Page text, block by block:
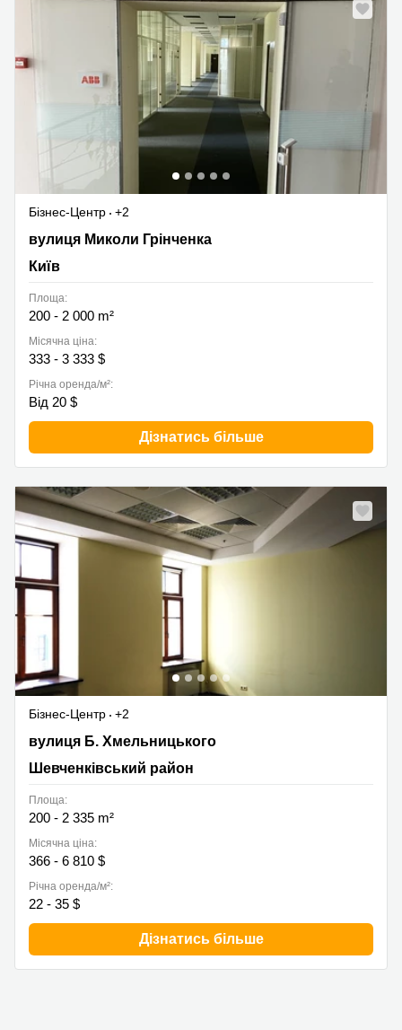
Бізнес-Центр
+2
вулиця Миколи Грінченка 2/1, Київ
вулиця Миколи Грінченка
Київ
Площа:
200 - 2 000 m²
Місячна ціна:
333 - 3 333 $
Річна оренда/м²:
Від 20 $
Дізнатись більше
Бізнес-Центр
+2
вулиця Б. Хмельницького, Шевченківський район
вулиця Б. Хмельницького
Шевченківський район
Площа:
200 - 2 335 m²
Місячна ціна:
366 - 6 810 $
Річна оренда/м²:
22 - 35 $
Дізнатись більше